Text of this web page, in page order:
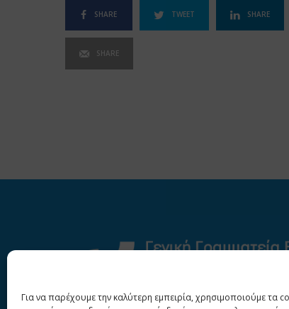
Για να παρέχουμε την καλύτερη εμπειρία, χρησιμοποιούμε τα
SHARE TWEET SHARE
SHARE